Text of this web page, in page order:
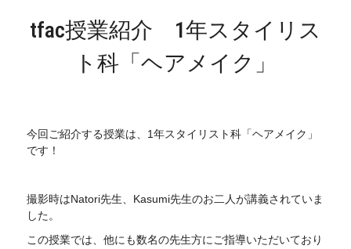
tfac授業紹介 1年スタイリス
ト科「ヘアメイク」
今回ご紹介する授業は、1年スタイリスト科「ヘアメイク」
です！
撮影時はNatori先生、Kasumi先生のお二人が講義されていま
した。
この授業では、他にも数名の先生方にご指導いただいており